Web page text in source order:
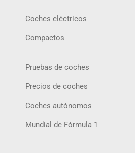
Coches eléctricos
Compactos
Pruebas de coches
Precios de coches
Coches autónomos
Mundial de Fórmula 1